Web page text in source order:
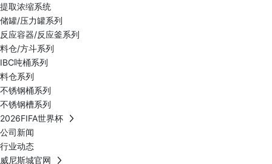
提取浓缩系统
储罐/压力罐系列
反应容器/反应釜系列
料仓/方斗系列
IBC吨桶系列
料仓系列
不锈钢桶系列
不锈钢槽系列
2026FIFA世界杯
公司新闻
行业动态
威尼斯城官网